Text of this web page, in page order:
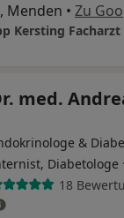
Menden • Zu
med.
&
Diabetologe ·
18